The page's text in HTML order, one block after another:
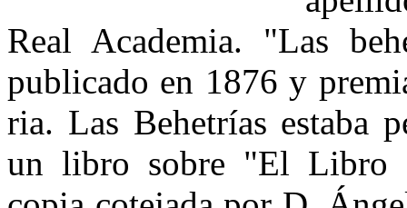
Real Academia. "Las
publicado en 1876 y
ria. Las Behetrías estaba
un li­bro sobre "El Libro